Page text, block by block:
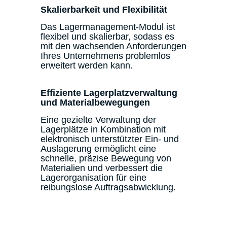
Skalierbarkeit und Flexibilität
Das Lagermanagement-Modul ist
flexibel und skalierbar, sodass es
mit den wachsenden Anforderungen
Ihres Unternehmens problemlos
erweitert werden kann.
Effiziente Lagerplatzverwaltung
und Materialbewegungen
Eine gezielte Verwaltung der
Lagerplätze in Kombination mit
elektronisch unterstützter Ein- und
Auslagerung ermöglicht eine
schnelle, präzise Bewegung von
Materialien und verbessert die
Lagerorganisation für eine
reibungslose Auftragsabwicklung.